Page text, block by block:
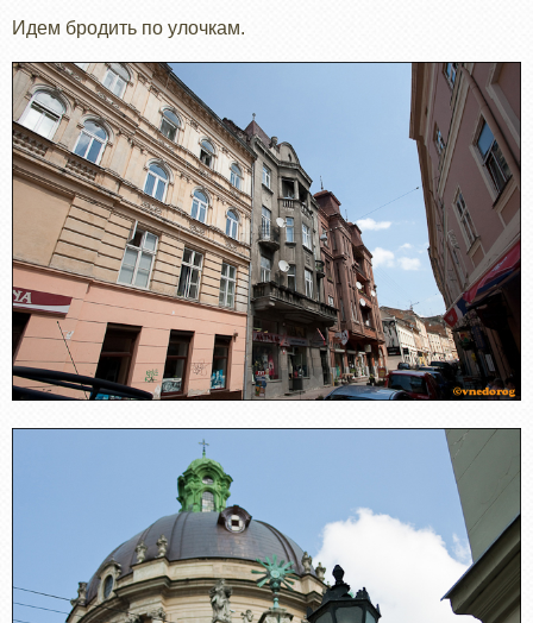
Идем бродить по улочкам.